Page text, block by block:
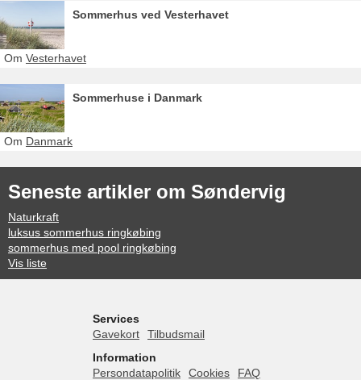
Sommerhus ved Vesterhavet
Om Vesterhavet
Sommerhuse i Danmark
Om Danmark
Seneste artikler om Søndervig
Naturkraft
luksus sommerhus ringkøbing
sommerhus med pool ringkøbing
Vis liste
Services
Gavekort
Tilbudsmail
Information
Persondatapolitik
Cookies
FAQ